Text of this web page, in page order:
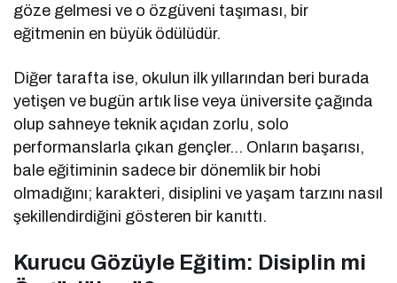
göze gelmesi ve o özgüveni taşıması, bir
eğitmenin en büyük ödülüdür.
Diğer tarafta ise, okulun ilk yıllarından beri burada
yetişen ve bugün artık lise veya üniversite çağında
olup sahneye teknik açıdan zorlu, solo
performanslarla çıkan gençler… Onların başarısı,
bale eğitiminin sadece bir dönemlik bir hobi
olmadığını; karakteri, disiplini ve yaşam tarzını nasıl
şekillendirdiğini gösteren bir kanıttı.
Kurucu Gözüyle Eğitim: Disiplin mi